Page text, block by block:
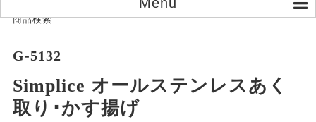
商品検索
G-5132
Simplice オールステンレスあく
取り･かす揚げ